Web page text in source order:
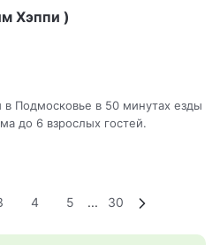
Хэппи )
Подмосковье в 50 минутах езды
до 6 взрослых гостей.
4 5 ... 30